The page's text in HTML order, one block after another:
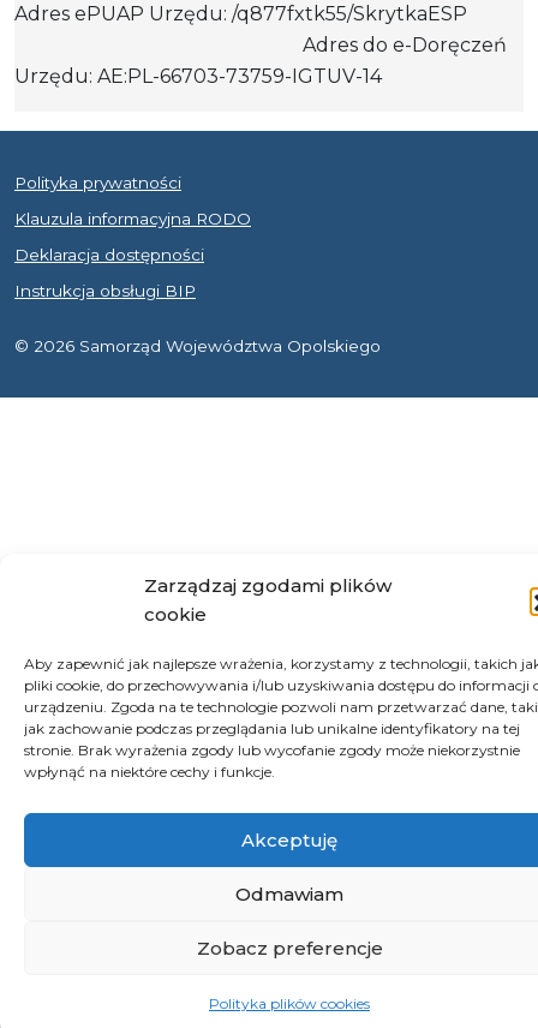
Zarządzaj zgodami plików
cookie
Aby zapewnić jak najlepsze wrażenia, korzystamy z technologii, takich
pliki cookie, do przechowywania i/lub uzyskiwania dostępu do informacji
urządzeniu. Zgoda na te technologie pozwoli nam przetwarzać dane,
jak zachowanie podczas przeglądania lub unikalne identyfikatory na tej
stronie. Brak wyrażenia zgody lub wycofanie zgody może niekorzystnie
wpłynąć na niektóre cechy i funkcje.
Akceptuję
Odmawiam
Zobacz preferencje
Polityka plików cookies
Adres ePUAP Urzędu: /q877fxtk55/SkrytkaESP
Adres do e-Doręczeń
Urzędu: AE:PL-66703-73759-IGTUV-14
Polityka prywatności
Klauzula informacyjna RODO
Deklaracja dostępności
Instrukcja obsługi BIP
© 2026 Samorząd Województwa Opolskiego